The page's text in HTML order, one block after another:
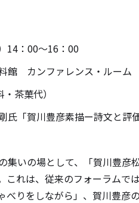
：00～16：00
カンファレンス・ルーム
茶菓代）
賀川豊彦素描ー詩文と評
集いの場として、「賀川豊彦
これは、従来のフォーラム
べりをしながら」、賀川豊彦